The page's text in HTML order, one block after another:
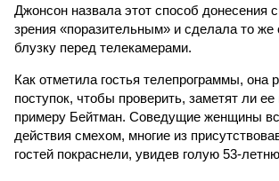
Джонсон назвала этот способ донесения
зрения «поразительным» и сделала то же
блузку перед телекамерами.
Как отметила гостья телепрограммы, она
поступок, чтобы проверить, заметят ли
примеру Бейтман. Соведущие женщины
действия смехом, многие из
гостей покраснели, увидев голую 53-